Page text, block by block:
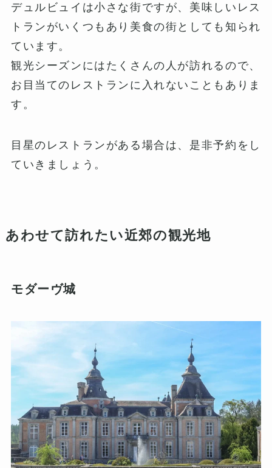
デュルビュイは小さな街ですが、美味しいレス
トランがいくつもあり美食の街としても知られ
ています。
観光シーズンにはたくさんの人が訪れるので、
お目当てのレストランに入れないこともありま
す。
目星のレストランがある場合は、是非予約をし
ていきましょう。
あわせて訪れたい近郊の観光地
モダーヴ城